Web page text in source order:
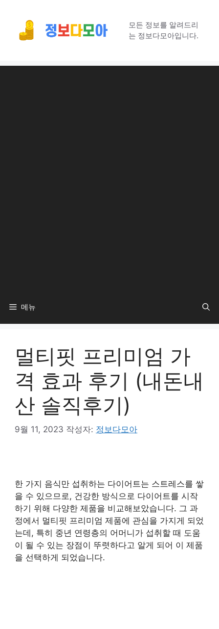
너
모든 정보를 알려드리
는 정보다모아입니다.
메뉴
멀티핏 프리미엄 가
격 효과 후기 (내돈내
산 솔직후기)
9월 11, 2023 작성자: 정보다모아
한 가지 음식만 섭취하는 다이어트는 스트레스를 쌓
을 수 있으므로, 건강한 방식으로 다이어트를 시작
하기 위해 다양한 제품을 비교해보았습니다. 그 과
정에서 멀티핏 프리미엄 제품에 관심을 가지게 되었
는데, 특히 중년 연령층의 어머니가 섭취할 때 도움
이 될 수 있는 장점이 뚜렷하다고 알게 되어 이 제품
을 선택하게 되었습니다.